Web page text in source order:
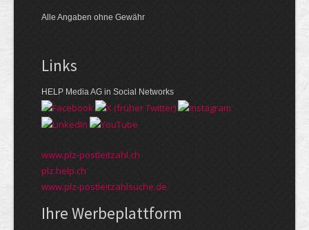
Alle Angaben ohne Gewähr
Links
HELP Media AG in Social Networks
www.plz-postleitzahl.ch
plz.help.ch
www.plz-postleitzahlsuche.de
Ihre Werbeplattform